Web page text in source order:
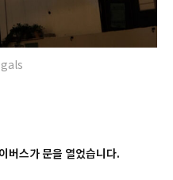
버스가 문을 열었습니다.